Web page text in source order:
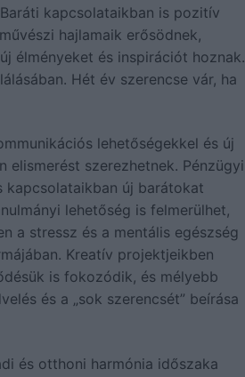
kapcsolataikban is pozitív
hajlamaik erősödnek,
élményeket és inspirációt hoznak.
Hét év szerencse vár, ha
lehetőségekkel és új
szerezhetnek. Pénzügyi
kapcsolataikban új barátokat
lehetőség is felmerülhet,
a stressz és a mentális egészség
Kreatív projektjeikben
is fokozódik, és mélyebb
és a „sok szerencsét” beírása
és otthoni harmónia időszaka